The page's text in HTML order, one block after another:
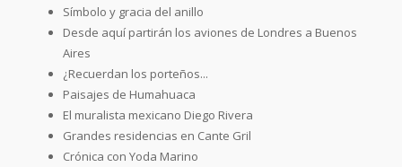
Símbolo y gracia del anillo
Desde aquí partirán los aviones de Londres a Buenos
Aires
¿Recuerdan los porteños...
Paisajes de Humahuaca
El muralista mexicano Diego Rivera
Grandes residencias en Cante Gril
Crónica con Yoda Marino